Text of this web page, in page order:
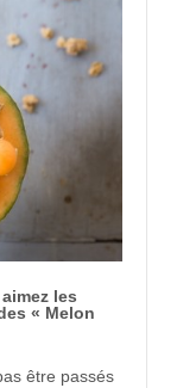
les
« Melon
être passés